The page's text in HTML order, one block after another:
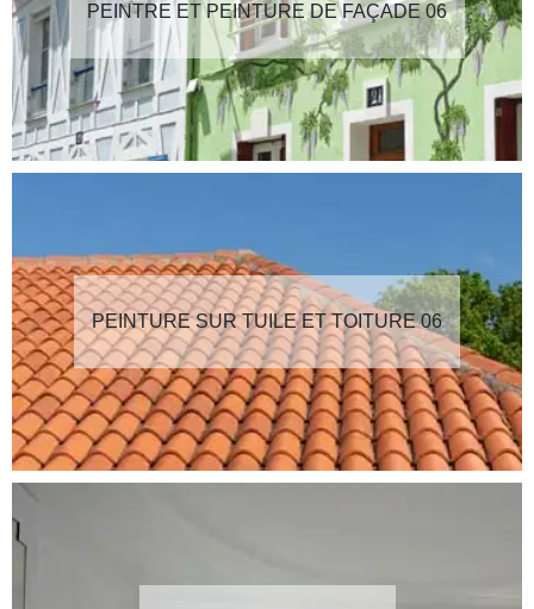
PEINTRE ET PEINTURE DE FAÇADE 06
PEINTURE SUR TUILE ET TOITURE 06